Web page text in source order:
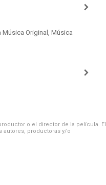
Original, Música
o el director de la película. El
autores, productoras y/o